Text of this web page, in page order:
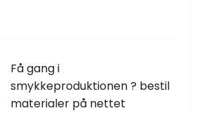
Få gang i
smykkeproduktionen ? bestil
materialer på nettet